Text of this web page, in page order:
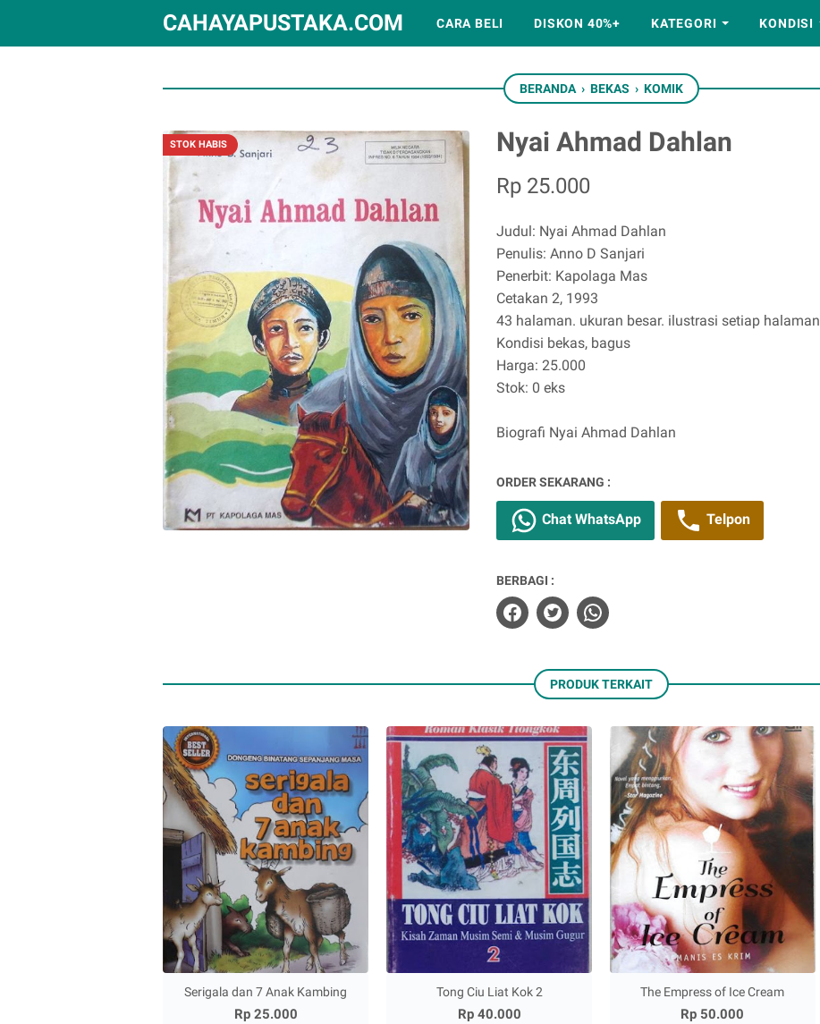
CAHAYAPUSTAKA.COM CARA BELI DISKON 40%+ KATEGORI KONDISI
BERANDA › BEKAS › KOMIK
Nyai Ahmad Dahlan
STOK HABIS
Rp 25.000
Judul: Nyai Ahmad Dahlan
Penulis: Anno D Sanjari
Penerbit: Kapolaga Mas
Cetakan 2, 1993
43 halaman. ukuran besar. ilustrasi setiap halaman
Kondisi bekas, bagus
Harga: 25.000
Stok: 0 eks
Biografi Nyai Ahmad Dahlan
ORDER SEKARANG :
Chat WhatsApp Telpon
BERBAGI :
PRODUK TERKAIT
Serigala dan 7 Anak Kambing
Rp 25.000
Tong Ciu Liat Kok 2
Rp 40.000
The Empress of Ice Cream
Rp 50.000